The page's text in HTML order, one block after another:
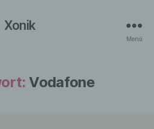
Xonik
Menü
Vodafone